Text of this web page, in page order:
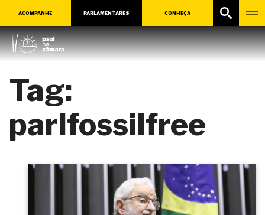
ACOMPANHE PARLAMENTARES CONHEÇA
Tag:
parlfossilfree